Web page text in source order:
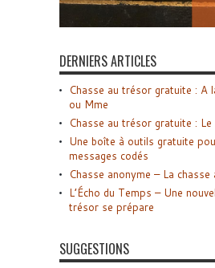
DERNIERS ARTICLES
Chasse au trésor gratuite : A
ou Mme
Chasse au trésor gratuite :
Une boîte à outils gratuite
messages codés
Chasse anonyme – La
L’Écho du Temps – Une
trésor se prépare
SUGGESTIONS